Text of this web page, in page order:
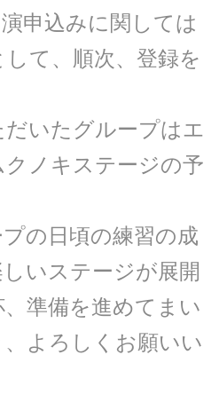
申込みに関しては
て、順次、登録を
いたグループはエ
ノキステージの予
の日頃の練習の成
いステージが展開
準備を進めてまい
よろしくお願いい